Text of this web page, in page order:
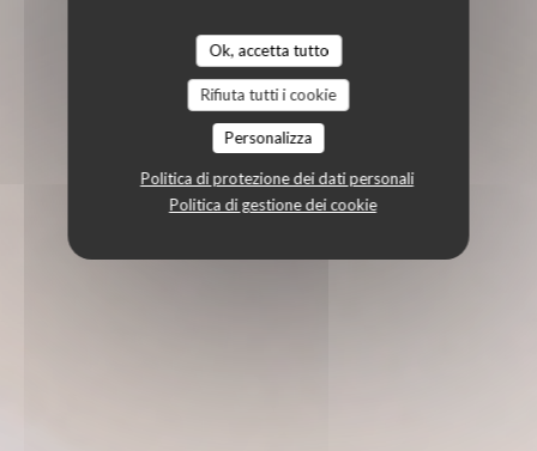
Ok, accetta tutto
Rifiuta tutti i cookie
Personalizza
Politica di protezione dei dati personali
Politica di gestione dei cookie